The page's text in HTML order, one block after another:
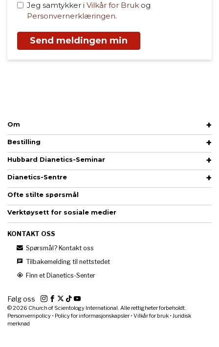
Jeg samtykker i Vilkår for Bruk og
Personvernerklæringen.
Send meldingen min
Om
Bestilling
Hubbard Dianetics-Seminar
Dianetics-Sentre
Ofte stilte spørsmål
Verktøysett for sosiale medier
KONTAKT OSS
Spørsmål? Kontakt oss
Tilbakemelding til nettstedet
Finn et Dianetics-Senter
Følg oss
© 2026 Church of Scientology International. Alle rettigheter forbeholdt.
Personvernpolicy • Policy for informasjonskapsler• Vilkår for bruk • Juridisk
merknad